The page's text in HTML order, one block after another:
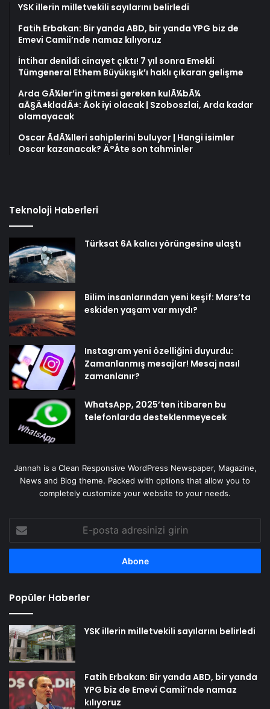
YSK illerin milletvekili sayılarını belirledi
Fatih Erbakan: Bir yanda ABD, bir yanda YPG biz de
Emevi Camii’nde namaz kılıyoruz
İntihar denildi cinayet çıktı! 7 yıl sonra Emekli
Tümgeneral Ethem Büyükışık’ı haklı çıkaran gelişme
Arda GÃ¼ler’in gitmesi gereken kulÃ¼bÃ¼
aÃ§Ä±kladÄ±: Ãok iyi olacak | Szoboszlai, Arda kadar
olamayacak
Oscar ÃdÃ¼lleri sahiplerini buluyor | Hangi isimler
Oscar kazanacak? Ä°Åte son tahminler
Teknoloji Haberleri
Türksat 6A kalıcı yörüngesine ulaştı
Bilim insanlarından yeni keşif: Mars’ta
eskiden yaşam var mıydı?
Instagram yeni özelliğini duyurdu:
Zamanlanmış mesajlar! Mesaj nasıl
zamanlanır?
WhatsApp, 2025’ten itibaren bu
telefonlarda desteklenmeyecek
Jannah is a Clean Responsive WordPress Newspaper, Magazine,
News and Blog theme. Packed with options that allow you to
completely customize your website to your needs.
posta
adresinizi
Popüler Haberler
YSK illerin milletvekili sayılarını belirledi
Fatih Erbakan: Bir yanda ABD, bir yanda
YPG biz de Emevi Camii’nde namaz
kılıyoruz